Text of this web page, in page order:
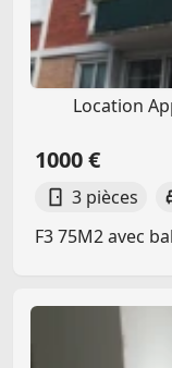
Location
1000 €
3 pièces
F3 75M2 avec